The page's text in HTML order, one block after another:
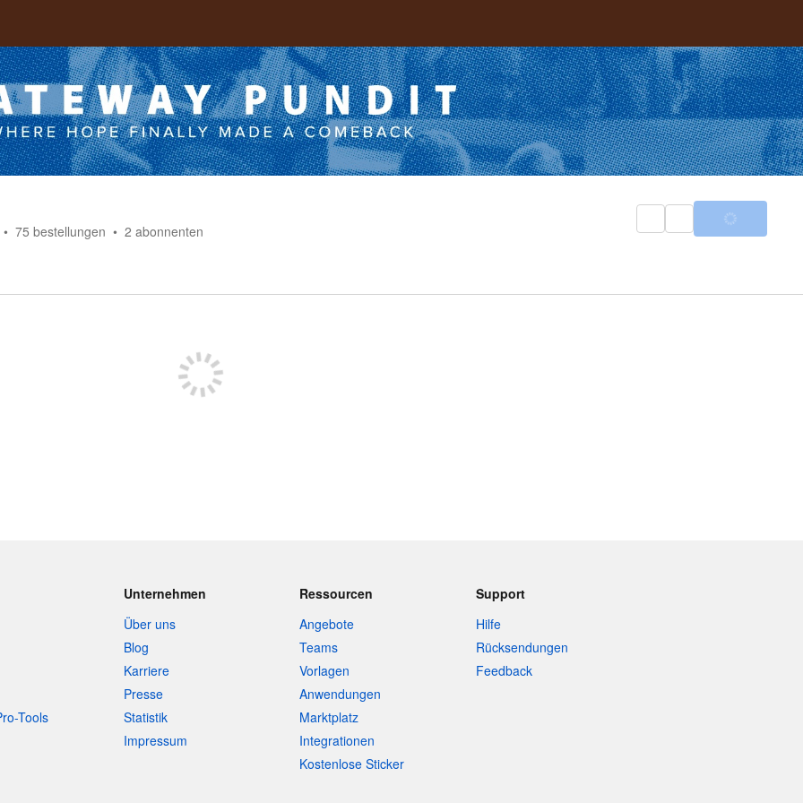
75 bestellungen 2 abonnenten
Tools
Unternehmen
Über uns
Blog
Karriere
Presse
Statistik
Impressum
Ressourcen
Angebote
Teams
Vorlagen
Anwendungen
Marktplatz
Integrationen
Kostenlose Sticker
Support
Hilfe
Rücksendungen
Feedback